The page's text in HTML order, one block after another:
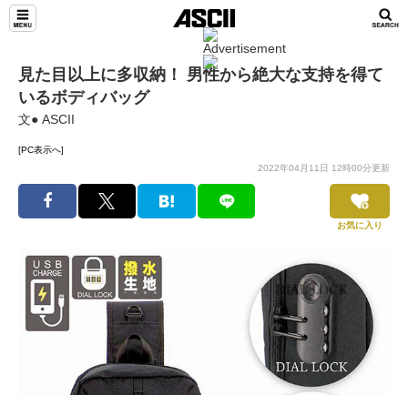
見た目以上に多収納！ 男性から絶大な支持を得て
いるボディバッグ
文● ASCII
[PC表示へ]
2022年04月11日 12時00分更新
お気に入り